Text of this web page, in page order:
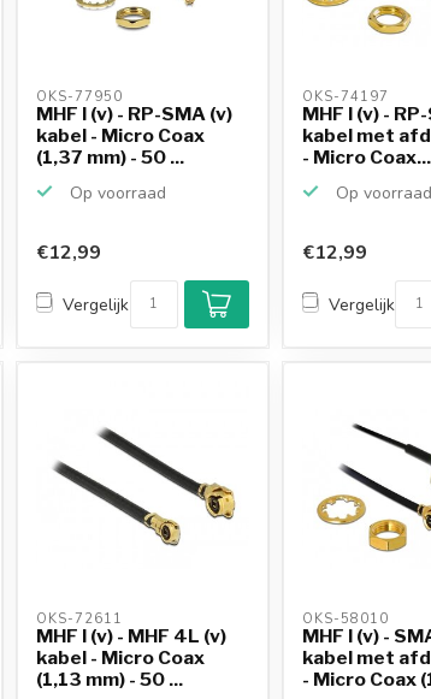
OKS-77950
MHF I (v) - RP-SMA (v)
kabel - Micro Coax
(1,37 mm) - 50 ...
Op voorraad
€12,99
Vergelijk
OKS-74197
MHF I (v) -
kabel met
- Micro Coax...
Op voorraad
€12,99
Vergelijk
OKS-72611
MHF I (v) - MHF 4L (v)
kabel - Micro Coax
(1,13 mm) - 50 ...
OKS-58010
MHF I (v) -
kabel met
- Micro Coax